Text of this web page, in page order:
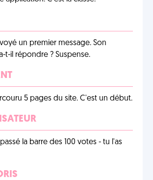
un premier message. Son
t-il répondre ? Suspense.
5 pages du site. C'est un début.
la barre des 100 votes - tu l'as